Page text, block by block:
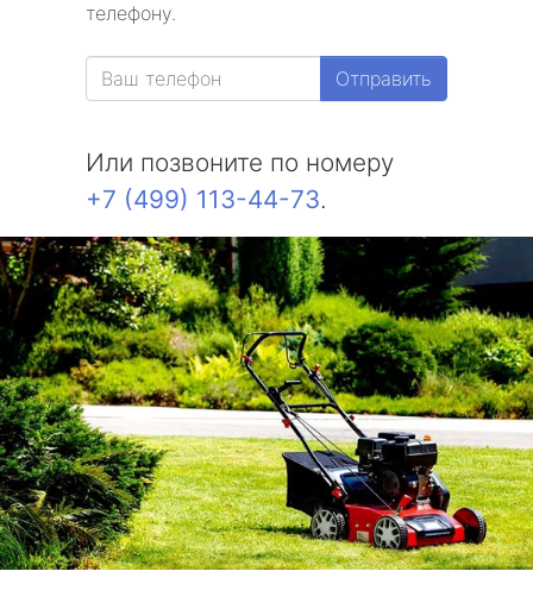
телефону.
Отправить
Или позвоните по номеру
+7 (499) 113-44-73.